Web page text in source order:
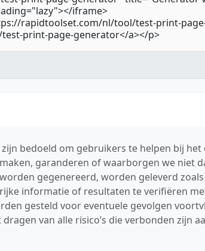
bedoeld om gebruikers te helpen bij
garanderen of waarborgen we niet
gegenereerd, worden geleverd
informatie of resultaten te verifiëren
gesteld voor eventuele gevolgen
van alle risico’s die verbonden zijn